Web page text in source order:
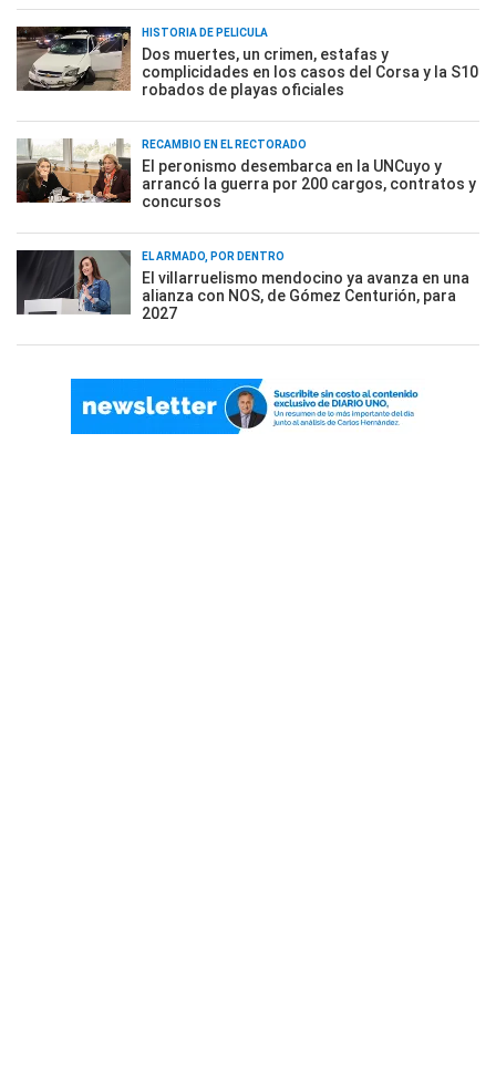
HISTORIA DE PELÍCULA
Dos muertes, un crimen, estafas y
complicidades en los casos del Corsa y la S10
robados de playas oficiales
RECAMBIO EN EL RECTORADO
El peronismo desembarca en la UNCuyo y
arrancó la guerra por 200 cargos, contratos y
concursos
EL ARMADO, POR DENTRO
El villarruelismo mendocino ya avanza en una
alianza con NOS, de Gómez Centurión, para
2027